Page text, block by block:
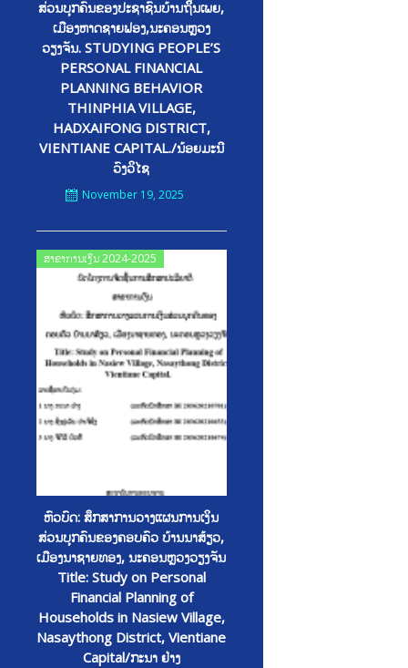
ສ່ວນບຸກຄົນຂອງປະຊາຊົນບ້ານຖິິ່ນເພຍ,
ເມືອງຫາດຊາຍຟອງ,ນະຄອນຫຼວງ
ວຽງຈັນ. STUDYING PEOPLE’S
PERSONAL FINANCIAL
PLANNING BEHAVIOR
THINPHIA VILLAGE,
HADXAIFONG DISTRICT,
VIENTIANE CAPITAL./ນ້ອຍມະນີ
ວົງວິໄຊ
November 19, 2025
ສາຂາການເງິນ 2024-2025
ຫົວບົດ: ສຶກສາການວາງແຜນການເງິນ
ສ່ວນບຸກຄົນຂອງຄອບຄົວ ບ້ານນາສ້ຽວ,
ເມືອງນາຊາຍທອງ, ນະຄອນຫຼວງວຽງຈັນ
Title: Study on Personal
Financial Planning of
Households in Nasiew Village,
Nasaythong District, Vientiane
Capital/ກະນາ ຢ່າງ
Posted
on